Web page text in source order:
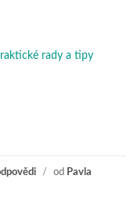
rady a tipy
/ od Pavla